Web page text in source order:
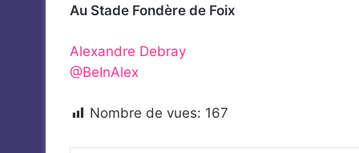
Au Stade Fondère de Foix
Alexandre Debray
@BeInAlex
Nombre de vues: 167